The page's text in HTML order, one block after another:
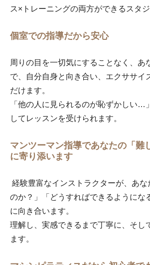
ス×トレーニングの両方ができるスタジ
個室での指導だから安心
周りの目を一切気にすることなく、あ
で、自分自身と向き合い、エクササイ
だけます。
「他の人に見られるのが恥ずかしい…
してレッスンを受けられます。
マンツーマン指導であなたの「難
に寄り添います
経験豊富なインストラクターが、あな
のか？」「どうすればできるようにな
に向き合います。
理解し、実感できるまで丁寧に、そし
ます。